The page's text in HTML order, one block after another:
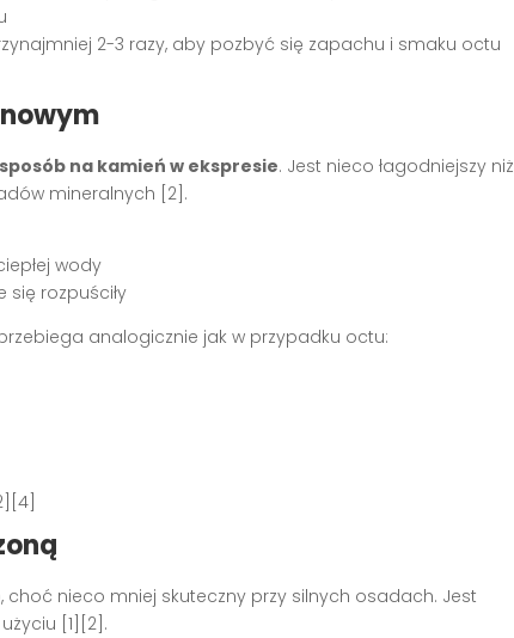
2-3 razy, aby pozbyć się zapachu i smaku octu
na kamień w ekspresie. Jest nieco łagodniejszy niż
mineralnych [2].
wody
się rozpuściły
analogicznie jak w przypadku octu:
nieco mniej skuteczny przy silnych osadach. Jest
[1][2].